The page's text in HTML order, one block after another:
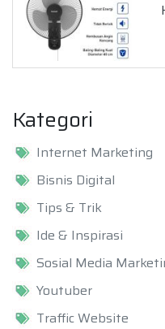
Kategori
Internet Marketing
Bisnis Digital
Tips & Trik
Ide & Inspirasi
Sosial Media
Youtuber
Traffic Website